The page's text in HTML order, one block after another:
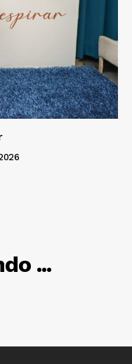
...